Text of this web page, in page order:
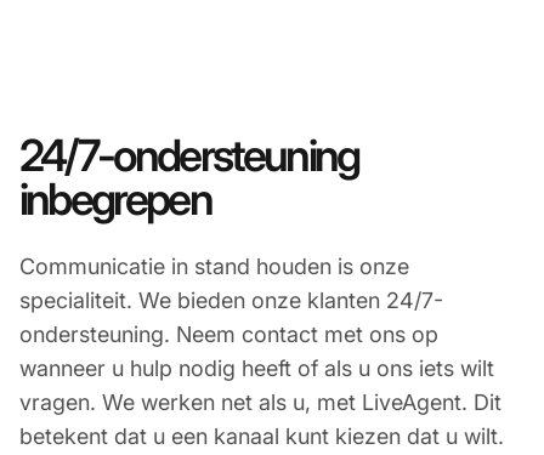
24/7-ondersteuning
inbegrepen
Communicatie in stand houden is onze
specialiteit. We bieden onze klanten 24/7-
ondersteuning. Neem contact met ons op
wanneer u hulp nodig heeft of als u ons iets wilt
vragen. We werken net als u, met LiveAgent. Dit
betekent dat u een kanaal kunt kiezen dat u wilt.